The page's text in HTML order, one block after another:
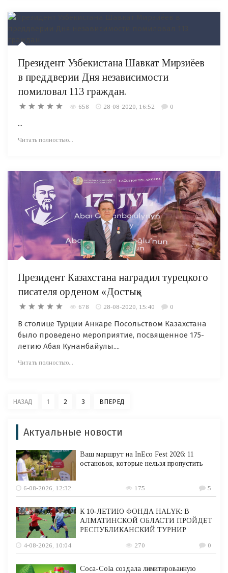
Президент Узбекистана Шавкат Мирзиёев
в преддверии Дня независимости
помиловал 113 граждан.
658 28-08-2020, 16:52 0
...
Читать полностью...
Президент Казахстана наградил турецкого
писателя орденом «Достық»
678 28-08-2020, 15:40 0
В столице Турции Анкаре Посольством Казахстана
было проведено мероприятие, посвященное 175-
летию Абая Кунанбайулы....
Читать полностью...
НАЗАД 1 2 3 ВПЕРЕД
Актуальные новости
Ваш маршрут на InEco Fest 2026: 11
остановок, которые нельзя пропустить
6-08-2026, 12:32 175 5
К 10-ЛЕТИЮ ФОНДА HALYK: В
АЛМАТИНСКОЙ ОБЛАСТИ ПРОЙДЕТ
РЕСПУБЛИКАНСКИЙ ТУРНИР
4-08-2026, 10:04
270 0
Coca-Cola создала лимитированную